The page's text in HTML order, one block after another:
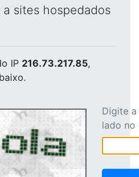
sites hospedados
IP 216.73.217.85,
Digite
lado no